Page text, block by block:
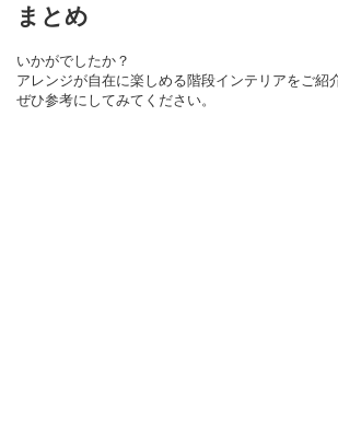
まとめ
いかがでしたか？
アレンジが自在に楽しめる階段インテリアをご紹
ぜひ参考にしてみてください。